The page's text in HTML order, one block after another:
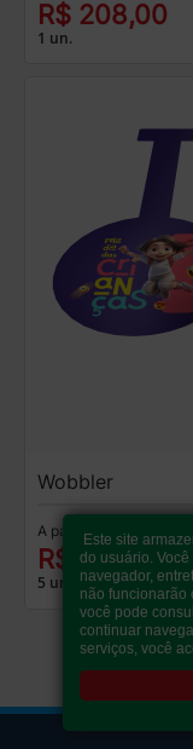
R$ 208,00
1 un.
Wobbler
A partir de:
R$ 67,00
5 un.
Este site
do usuário.
navegador,
não funcionarão
você pode
continuar
serviços, você